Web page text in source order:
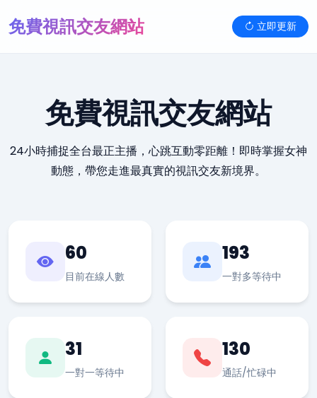
免費視訊交友網站 立即更新
免費視訊交友網站
24小時捕捉全台最正主播，心跳互動零距離！即時掌握女神
動態，帶您走進最真實的視訊交友新境界。
60
目前在線人數
193
一對多等待中
31
一對一等待中
130
通話/忙碌中